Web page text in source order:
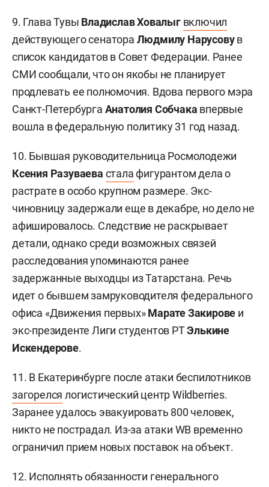
9. Глава Тувы Владислав Ховалыг включил
действующего сенатора Людмилу Нарусовув
список кандидатов в Совет Федерации. Ранее
СМИ сообщали, что он якобы не планирует
продлевать ее полномочия. Вдова первого мэра
Санкт-Петербурга Анатолия Собчака впервые
вошла в федеральную политику 31 год назад.
10. Бывшая руководительница Росмолодежи
Ксения Разуваева стала фигурантом дела о
растрате в особо крупном размере. Экс-
чиновницу задержали еще в декабре, но дело не
афишировалось. Следствие не раскрывает
детали, однако среди возможных связей
расследования упоминаются ранее
задержанные выходцы из Татарстана. Речь
идет о бывшем замруководителя федерального
офиса «Движения первых»Марате Закирове и
экс-президенте Лиги студентов РТЭлькине
Искендерове.
11. В Екатеринбурге после атаки беспилотников
загорелся логистический центр Wildberries.
Заранее удалось эвакуировать 800 человек,
никто не пострадал. Из-за атаки WB временно
ограничил прием новых поставок на объект.
12. Исполнять обязанности генерального